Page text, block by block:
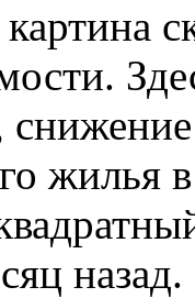
жилья
назад.